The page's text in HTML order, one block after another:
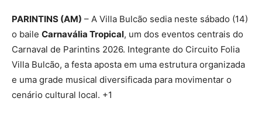
PARINTINS (AM) – A Villa Bulcão sedia neste sábado (14)
o baile Carnavália Tropical, um dos eventos centrais do
Carnaval de Parintins 2026. Integrante do Circuito Folia
Villa Bulcão, a festa aposta em uma estrutura organizada
e uma grade musical diversificada para movimentar o
cenário cultural local. +1